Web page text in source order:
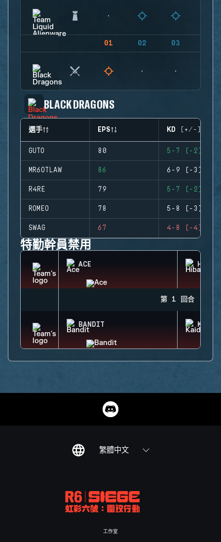
01 02 03
BLACK DRAGONS
選手 EPS KD (+/-)
GUTO 80 5-7 (-2)
MR6OTLAW 86 6-9 (-3)
R4RE 79 5-7 (-2)
ROMEO 78 5-8 (-3)
SWAG 67 4-8 (-4)
特勤幹員禁用
ACE
第 1 回合
BANDIT KAID
繁體中文
工作室